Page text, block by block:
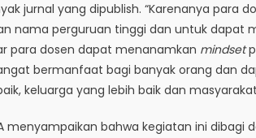
jurnal yang dipublish. “Karenanya para
nama perguruan tinggi dan untuk dapat
para dosen dapat menanamkan mindset
bermanfaat bagi banyak orang dan
keluarga yang lebih baik dan
menyampaikan bahwa kegiatan ini dibagi